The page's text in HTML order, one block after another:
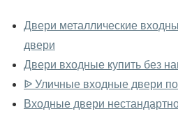
двери
Да, можно посмотреть
фирменном салоне-магазине.
У вас большой
Двери металлические
двери
Двери входные купить без
ᐉ Уличные входные двери
Входные двери